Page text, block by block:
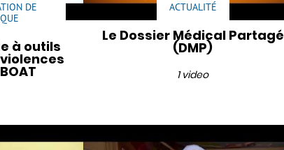
DE
à outils
ACTUALITÉ
Le Dossier Médical Partagé
(DMP)
1 video